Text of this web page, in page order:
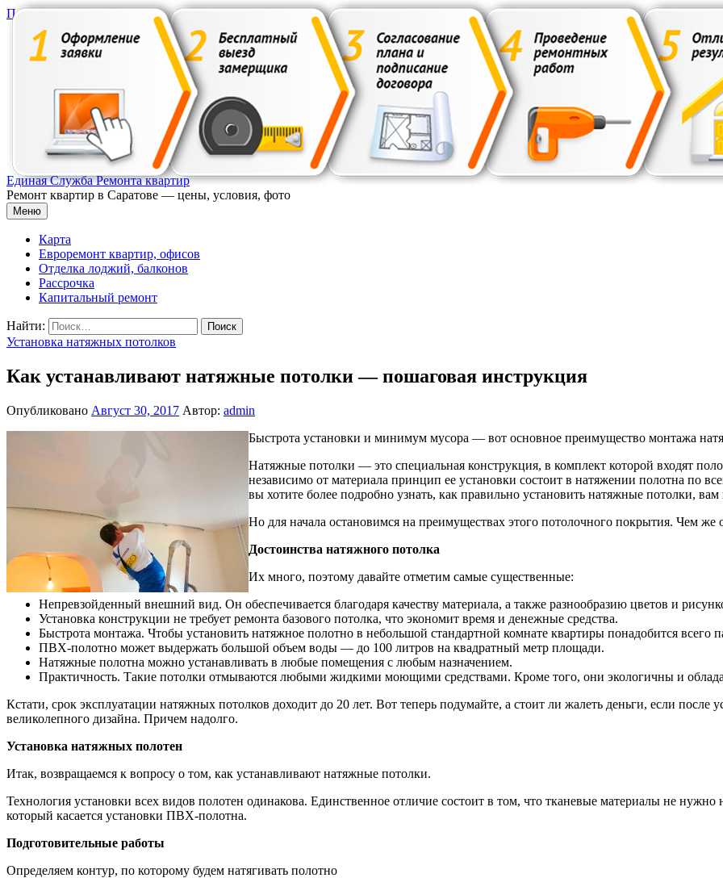
Перейти к содержимому
Единая Служба Ремонта квартир
Ремонт квартир в Саратове — цены, условия, фото
Меню
Карта
Евроремонт квартир, офисов
Отделка лоджий, балконов
Рассрочка
Капитальный ремонт
Найти:
Установка натяжных потолков
Как устанавливают натяжные потолки — пошаговая инструкция
Опубликовано Август 30, 2017 Автор: admin
Быстрота установки и минимум мусора — вот основное преимущество монтажа
Натяжные потолки — это специальная конструкция, в комплект которой входят
независимо от материала принцип ее установки состоит в натяжении полотна по
вы хотите более подробно узнать, как правильно установить натяжные потолки,
Но для начала остановимся на преимуществах этого потолочного покрытия. Чем же
Достоинства натяжного потолка
Их много, поэтому давайте отметим самые существенные:
Непревзойденный внешний вид. Он обеспечивается благодаря качеству материала, а также разнообразию цветов и
Установка конструкции не требует ремонта базового потолка, что экономит время и денежные средства.
Быстрота монтажа. Чтобы установить натяжное полотно в небольшой стандартной комнате квартиры понадобится всего
ПВХ-полотно может выдержать большой объем воды — до 100 литров на квадратный метр площади.
Натяжные полотна можно устанавливать в любые помещения с любым назначением.
Практичность. Такие потолки отмываются любыми жидкими моющими средствами. Кроме того, они экологичны и
Кстати, срок эксплуатации натяжных потолков доходит до 20 лет. Вот теперь подумайте, а стоит ли жалеть деньги, если после
великолепного дизайна. Причем надолго.
Установка натяжных полотен
Итак, возвращаемся к вопросу о том, как устанавливают натяжные потолки.
Технология установки всех видов полотен одинакова. Единственное отличие состоит в том, что тканевые материалы не
который касается установки ПВХ-полотна.
Подготовительные работы
Определяем контур, по которому будем натягивать полотно